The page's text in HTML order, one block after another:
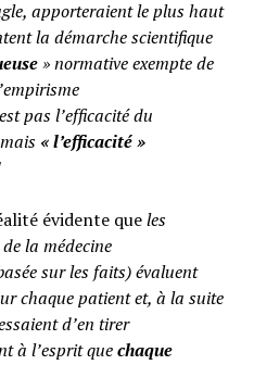
apporteraient le plus haut
la démarche scientifique
» normative exempte de
pas l’efficacité du
«l’efficacité »
évidente queles
la médecine
sur les faits) évaluent
chaque patient et, à la suite
d’en tirer
à l’esprit quechaque